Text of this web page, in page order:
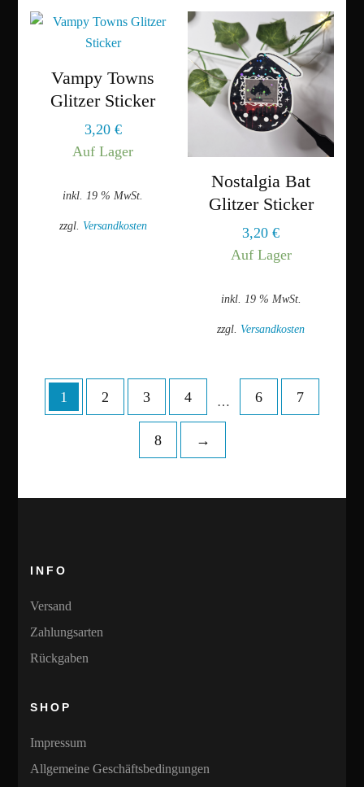
weist
mehrere
Varianten
auf.
Optionen
können
der
Produktseite
Varianten
auf.
Die
Optionen
können
auf
der
Produktseite
gewählt
Vampy Towns
Glitzer Sticker
3,20 €
Auf Lager
inkl. 19 % MwSt.
zzgl. Versandkosten
Nostalgia Bat
Glitzer Sticker
3,20€
Auf Lager
inkl. 19 % MwSt.
zzgl. Versandkosten
1 2 3 4 … 6 7
8 →
INFO
Versand
Zahlungsarten
Rückgaben
SHOP
Impressum
Allgemeine Geschäftsbedingungen